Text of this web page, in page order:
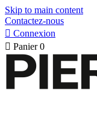
Skip to main content
Contactez-nous
 Connexion
 Panier 0